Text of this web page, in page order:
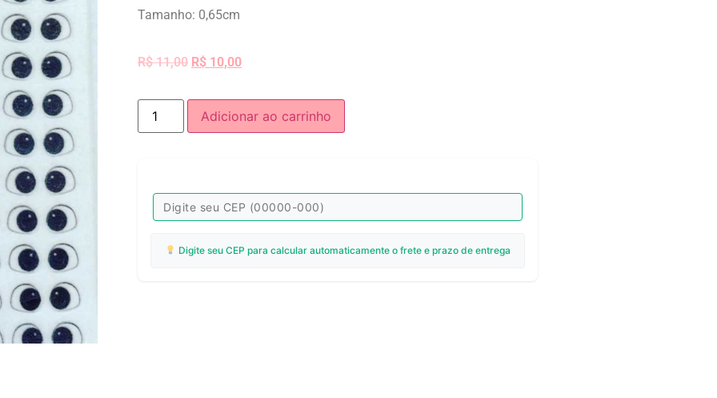
Tamanho: 0,65cm
R$11,00 R$ 10,00
Adicionar ao carrinho
Digite seu CEP para calcular automaticamente o frete e prazo de entrega